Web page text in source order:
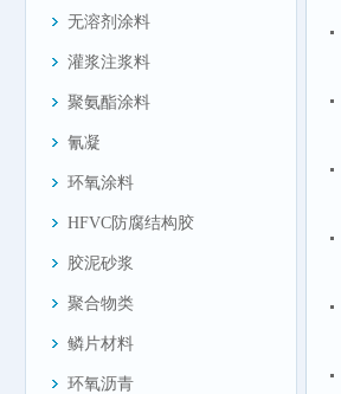
无溶剂涂料
灌浆注浆料
聚氨酯涂料
氰凝
环氧涂料
HFVC防腐结构胶
胶泥砂浆
聚合物类
鳞片材料
环氧沥青